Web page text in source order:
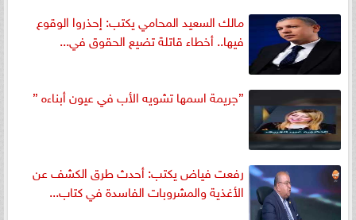
مالك السعيد المحامي يكتب: إحذروا الوقوع
فيها.. أخطاء قاتلة تضيع الحقوق في...
”جريمة اسمها تشويه الأب في عيون أبناءه ”
رفعت فياض يكتب: أحدث طرق الكشف عن
الأغذية والمشروبات الفاسدة في كتاب...